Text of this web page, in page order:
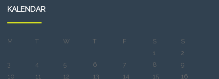
KALENDAR
M T W T F S
S
1
2
3
4 5 6 7 8
9
10
11 12 13 14 15
16